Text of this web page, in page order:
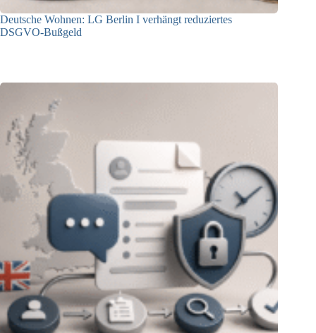
Deutsche Wohnen: LG Berlin I verhängt reduziertes
DSGVO-Bußgeld